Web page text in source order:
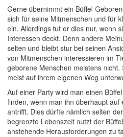
Gerne übernimmt ein Büffel-
sich für seine Mitmenschen und für
ein. Allerdings tut er dies nur, wenn
Interessen deckt. Denn andere
selten und bleibt stur bei seinen
von Mitmenschen interessieren im
geborene Menschen meistens nicht.
meist auf ihrem eigenen Weg
Auf einer Party wird man einen
finden, wenn man ihn überhaupt auf
antrifft. Dies dürfte nämlich selten
begrenzte Lebenszeit nutzt der
anstehende Herausforderungen zu